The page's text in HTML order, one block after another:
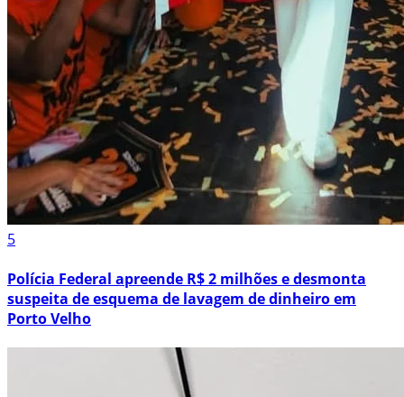
5
Polícia Federal apreende R$ 2 milhões e desmonta
suspeita de esquema de lavagem de dinheiro em
Porto Velho